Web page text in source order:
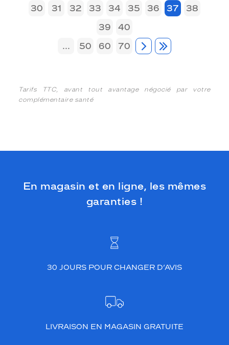
30
31 32 33 34 35 36 37
38
39
40
...
50 60 70
Tarifs TTC, avant tout avantage négocié par votre
complémentaire santé
En magasin et en ligne, les mêmes
garanties !
30 JOURS POUR CHANGER D’AVIS
LIVRAISON EN MAGASIN GRATUITE